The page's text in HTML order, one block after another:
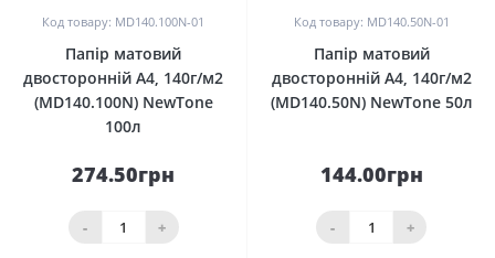
Код товару: MD140.100N-01
Папір матовий
двосторонній A4, 140г/м2
(MD140.100N) NewTone
100л
274.50грн
- +
Код товару: MD140.50N-01
Папір матовий
двосторонній A4, 140г/м2
(MD140.50N) NewTone 50л
144.00грн
- +